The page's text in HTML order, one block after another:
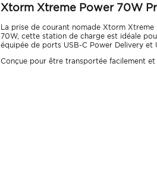
Xtorm Xtreme Power 70W
La prise de courant nomade Xtorm
70W, cette station de charge est idéale
équipée de ports USB-C Power Delivery
Conçue pour être transportée facilement